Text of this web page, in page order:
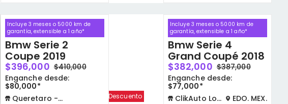
Incluye 3 meses o 5000 km de
garantía, extensible a 1 año*
Bmw Serie 2
Coupe 2019
$396,000 $410,000
Enganche desde:
$80,000*
Queretaro - La Capilla
Descuento
Incluye 3 meses o 5000 km de
garantía, extensible a 1 año*
Bmw Serie 4
Grand Coupé 2018
$382,000 $387,000
Enganche desde:
$77,000*
ClikAuto Lomas Verdes
EDO. MEX.